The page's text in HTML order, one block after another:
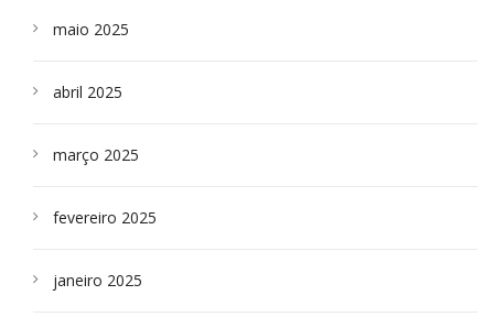
maio 2025
abril 2025
março 2025
fevereiro 2025
janeiro 2025